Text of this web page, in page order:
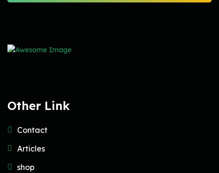
Other Link
Contact
Articles
shop